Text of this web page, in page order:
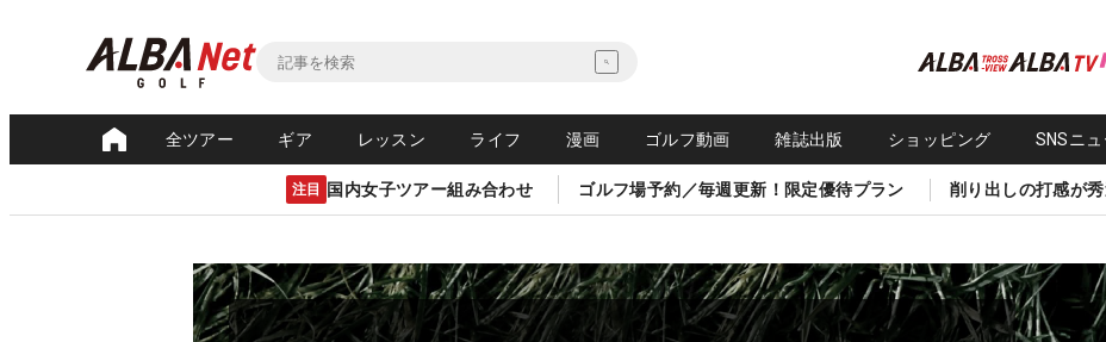
全ツアー ギア レッスン ライフ 漫画 ゴルフ動画 雑誌出版 ショッピング SNSニュ
注目 国内女子ツアー組み合わせ ゴルフ場予約／毎週更新！限定優待プラン 削り出しの打感が